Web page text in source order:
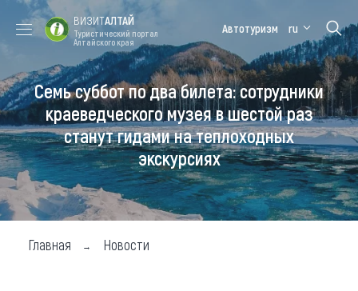
Форум VISIT
ALTAI
Цветение
маральника
Медицинский
форум
Алтайская
зимовка
Туры
Где побывать
Чем заняться
Где остановиться
ВИЗИТАЛТАЙ
Туристический портал
Алтайского края
Автотуризм ru
Семь суббот по два билета: сотрудники
краеведческого музея в шестой раз
станут гидами на теплоходных
экскурсиях
Главная Новости